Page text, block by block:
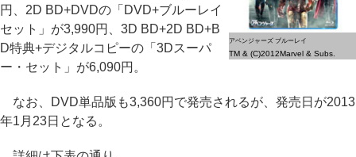
アベンジャーズ ブルーレイ
TM & (C)2012Marvel & Subs.
円、2D BD+DVDの「DVD+ブルーレイ
セット」が3,990円、3D BD+2D BD+B
D特典+デジタルコピーの「3Dスーパ
ー・セット」が6,090円。
なお、DVD単品版も3,360円で発売されるが、発売日が2013
年1月23日となる。